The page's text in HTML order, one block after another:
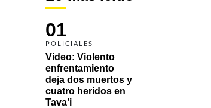
01
POLICIALES
Video: Violento
enfrentamiento
deja dos muertos y
cuatro heridos en
Tava’i